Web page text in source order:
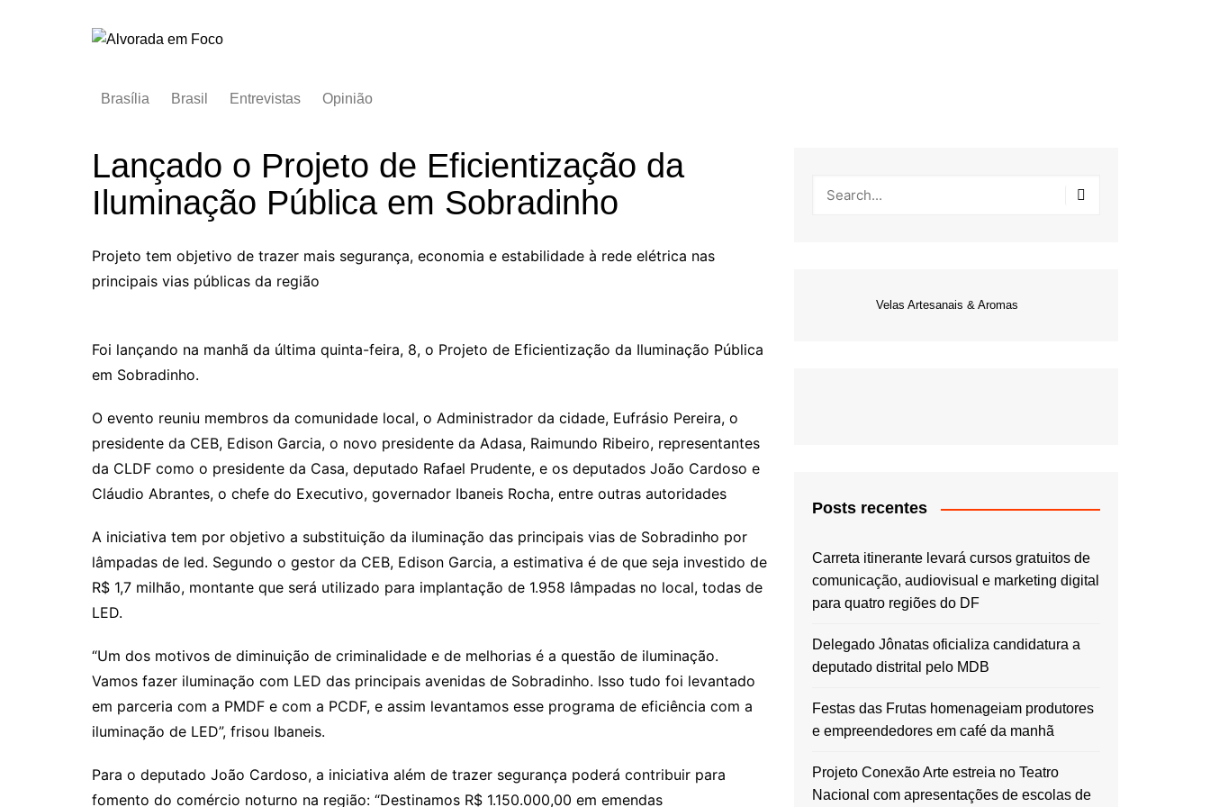
Brasília
Brasil Entrevistas Opinião
Lançado o Projeto de Eficientização da
Iluminação Pública em Sobradinho
Projeto tem objetivo de trazer mais segurança, economia e estabilidade à rede elétrica nas
principais vias públicas da região
Foi lançando na manhã da última quinta-feira, 8, o Projeto de Eficientização da Iluminação Pública
em Sobradinho.
O evento reuniu membros da comunidade local, o Administrador da cidade, Eufrásio Pereira, o
presidente da CEB, Edison Garcia, o novo presidente da Adasa, Raimundo Ribeiro, representantes
da CLDF como o presidente da Casa, deputado Rafael Prudente, e os deputados João Cardoso e
Cláudio Abrantes, o chefe do Executivo, governador Ibaneis Rocha, entre outras autoridades
A iniciativa tem por objetivo a substituição da iluminação das principais vias de Sobradinho por
lâmpadas de led. Segundo o gestor da CEB, Edison Garcia, a estimativa é de que seja investido de
R$ 1,7 milhão, montante que será utilizado para implantação de 1.958 lâmpadas no local, todas de
LED.
“Um dos motivos de diminuição de criminalidade e de melhorias é a questão de iluminação.
Vamos fazer iluminação com LED das principais avenidas de Sobradinho. Isso tudo foi levantado
em parceria com a PMDF e com a PCDF, e assim levantamos esse programa de eficiência com a
iluminação de LED”, frisou Ibaneis.
Para o deputado João Cardoso, a iniciativa além de trazer segurança poderá contribuir para
fomento do comércio noturno na região: “Destinamos R$ 1.150.000,00 em emendas
Velas Artesanais & Aromas
Posts recentes
Carreta itinerante levará cursos gratuitos de
comunicação, audiovisual e marketing digital
para quatro regiões do DF
Delegado Jônatas oficializa candidatura a
deputado distrital pelo MDB
Festas das Frutas homenageiam produtores
e empreendedores em café da manhã
Projeto Conexão Arte estreia no Teatro
Nacional com apresentações de escolas de